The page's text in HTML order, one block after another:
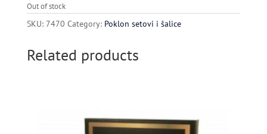
Out of stock
SKU: 7470 Category: Poklon setovi i šalice
Related products